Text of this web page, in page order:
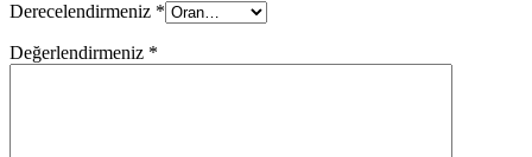
Derecelendirmeniz *
Değerlendirmeniz *